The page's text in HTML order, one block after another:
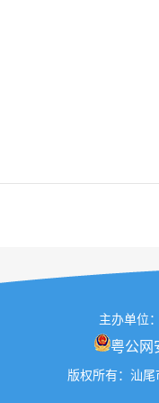
主办单位
粤公网
版权所有：汕